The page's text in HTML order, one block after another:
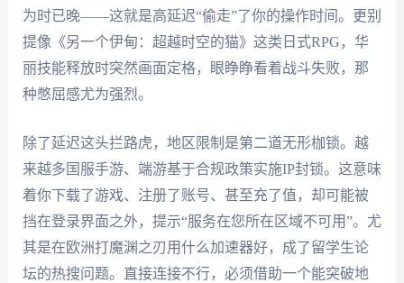
为时已晚——这就是高延迟“偷走”了你的操作时间。更别
提像《另一个伊甸：超越时空的猫》这类日式RPG，华
丽技能释放时突然画面定格，眼睁睁看着战斗失败，那
种憋屈感尤为强烈。
除了延迟这头拦路虎，地区限制是第二道无形枷锁。越
来越多国服手游、端游基于合规政策实施IP封锁。这意味
着你下载了游戏、注册了账号、甚至充了值，却可能被
挡在登录界面之外，提示“服务在您所在区域不可用”。尤
其是在欧洲打魔渊之刃用什么加速器好，成了留学生论
坛的热搜问题。直接连接不行，必须借助一个能突破地